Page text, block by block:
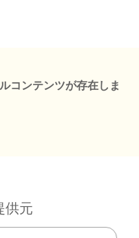
コンテンツが存在しま
供元